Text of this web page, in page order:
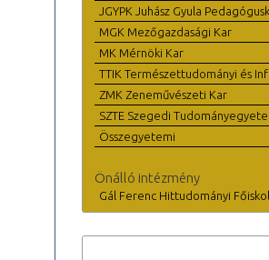
JGYPK Juhász Gyula
MGK Mezőgazdasági Kar
MK Mérnöki Kar
TTIK Természettudományi és
ZMK Zeneművészeti Kar
SZTE Szegedi
Összegyetemi
Önálló intézmény
Gál Ferenc Hittudományi